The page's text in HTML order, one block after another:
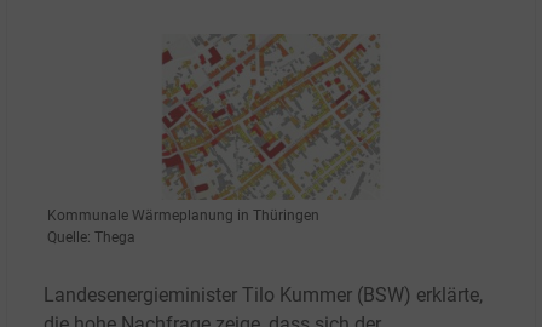
Kommunale Wärmeplanung in Thüringen
Quelle: Thega
Landesenergieminister Tilo Kummer (BSW) erklärte,